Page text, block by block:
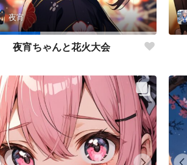
夜宵
夜宵ちゃんと花火大会